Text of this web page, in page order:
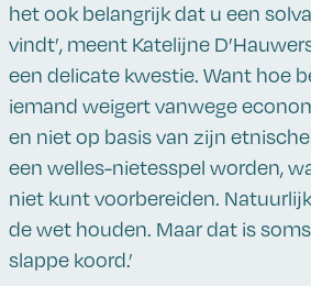
het ook belangrijk dat u een
vindt’, meent Katelijne
een delicate kwestie. Want hoe
iemand weigert vanwege
en niet op basis van zijn
een welles-nietesspel worden,
niet kunt voorbereiden.
de wet houden. Maar dat is
slappe koord.’